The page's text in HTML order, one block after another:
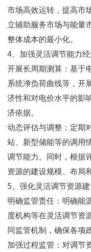
市场高效运转，提高市
立辅助服务市场与能量
整体成本的最小化。
4、加强灵活调节能力
开展长周期测算：基于
系统净负荷曲线等，开
济性和对电价水平的影
济依据。
动态评估与调整：定期
站、新型储能等的调用
调节能力。同时，根据
资源的建设规模、布局
5、强化灵活调节资源
明确监管责任：明确能
度机构等在灵活调节资
同监管机制，确保各项
加强过程监管：对调节